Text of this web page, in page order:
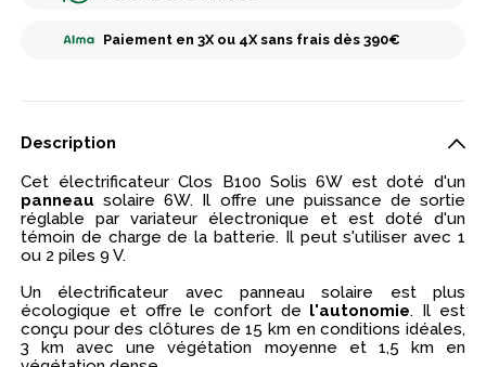
Paiement en 3X ou 4X sans frais dès 390€
Description
Cet électrificateur Clos B100 Solis 6W est doté d'un
panneau solaire 6W. Il offre une puissance de sortie
réglable par variateur électronique et est doté d'un
témoin de charge de la batterie. Il peut s'utiliser avec 1
ou 2 piles 9 V.
Un électrificateur avec panneau solaire est plus
écologique et offre le confort de l'autonomie. Il est
conçu pour des clôtures de 15 km en conditions idéales,
3 km avec une végétation moyenne et 1,5 km en